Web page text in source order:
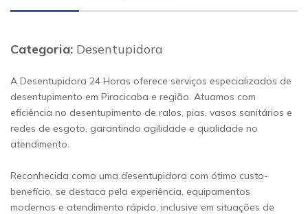
Categoria: Desentupidora
A Desentupidora 24 Horas oferece serviços especializados de
desentupimento em Piracicaba e região. Atuamos com
eficiência no desentupimento de ralos, pias, vasos sanitários e
redes de esgoto, garantindo agilidade e qualidade no
atendimento.
Reconhecida como uma desentupidora com ótimo custo-
benefício, se destaca pela experiência, equipamentos
modernos e atendimento rápido, inclusive em situações de